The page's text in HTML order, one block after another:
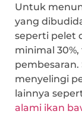
Untuk
yang
seperti pelet
minimal
pembesaran.
menyelingi
lainnya
alami ikan